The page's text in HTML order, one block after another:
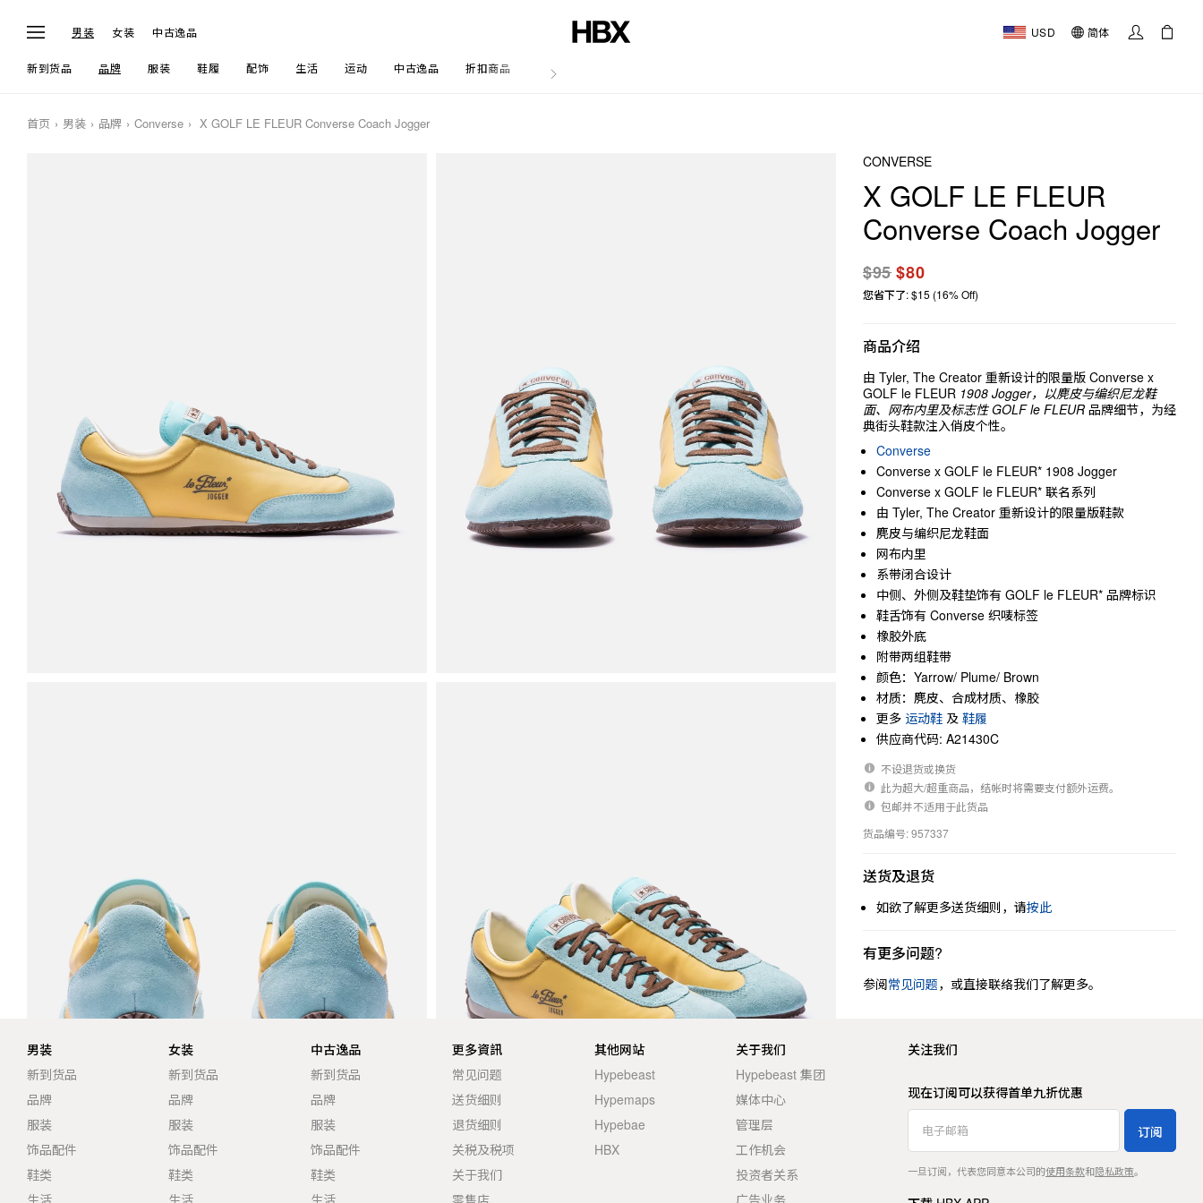
男装 女装 中古逸品 USD 简体
新到货品 品牌 服装 鞋履 配饰 生活 运动 中古逸品 折扣商品 文章
首页 男装 品牌 Converse X GOLF LE FLEUR Converse Coach Jogger
CONVERSE
X GOLF LE FLEUR
Converse Coach Jogger
$95$80
您省下了: $15 (16% Off)
商品介绍
由 Tyler, The Creator 重新设计的限量版 Converse x
GOLF le FLEUR 1908 Jogger，以麂皮与编织尼龙鞋
面、网布内里及标志性 GOLF le FLEUR 品牌细节，为经
典街头鞋款注入俏皮个性。
Converse
Converse x GOLF le FLEUR* 1908 Jogger
Converse x GOLF le FLEUR* 联名系列
由 Tyler, The Creator 重新设计的限量版鞋款
麂皮与编织尼龙鞋面
网布内里
系带闭合设计
中侧、外侧及鞋垫饰有 GOLF le FLEUR* 品牌标识
鞋舌饰有 Converse 织唛标签
橡胶外底
附带两组鞋带
颜色：Yarrow/ Plume/ Brown
材质：麂皮、合成材质、橡胶
更多 运动鞋 及 鞋履
供应商代码: A21430C
不设退货或换货
此为超大/超重商品，结帐时将需要支付额外运费。
包邮并不适用于此货品
货品编号: 957337
送货及退货
如欲了解更多送货细则，请按此
有更多问题?
参阅常见问题，或直接联络我们了解更多。
男装
新到货品
品牌
服装
饰品配件
鞋类
生活
女装
新到货品
品牌
服装
饰品配件
鞋类
生活
中古逸品
新到货品
品牌
服装
饰品配件
鞋类
生活
更多資訊
常见问题
送货细则
退货细则
关税及税项
关于我们
零售店
其他网站
Hypebeast
Hypemaps
Hypebae
HBX
关于我们
Hypebeast 集团
媒体中心
管理层
工作机会
投资者关系
广告业务
关注我们
现在订阅可以获得首单九折优惠
订阅
一旦订阅，代表您同意本公司的使用条款和隐私政策。